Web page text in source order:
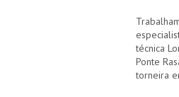
técnica
Ponte
torneira